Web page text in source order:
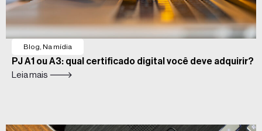
Blog Na mídia
PJ A1 ou A3: qual certificado digital você deve adquirir?
Leia mais 🡒